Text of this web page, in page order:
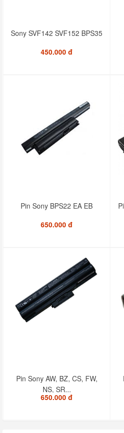
Sony SVF142 SVF152 BPS35
450.000 đ
Pin Sony BPS22 EA EB
650.000 đ
Pin Sony AW, BZ, CS, FW,
NS, SR...
650.000 đ